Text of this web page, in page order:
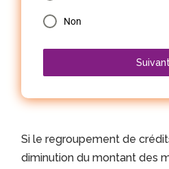
Non
Si le regroupement de
diminution du montant des